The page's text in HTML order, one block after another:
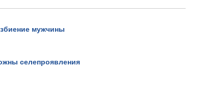
мужчины
селепроявления